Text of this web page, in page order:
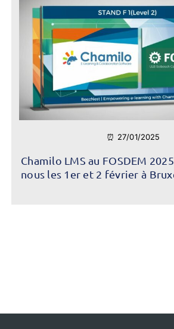
⏰ 27/01/2025
Chamilo LMS au FOSDEM
nous les 1er et 2 février à